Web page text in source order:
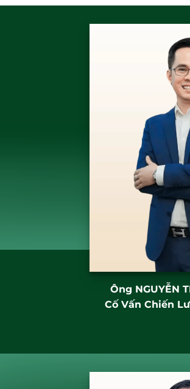
Ông NGUYỄN
Cố Vấn Chiến